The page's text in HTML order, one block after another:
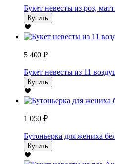
Букет невесты из роз,
Купить
5 400 ₽
Букет невесты из 11
Купить
1 050 ₽
Бутоньерка для жениха
Купить